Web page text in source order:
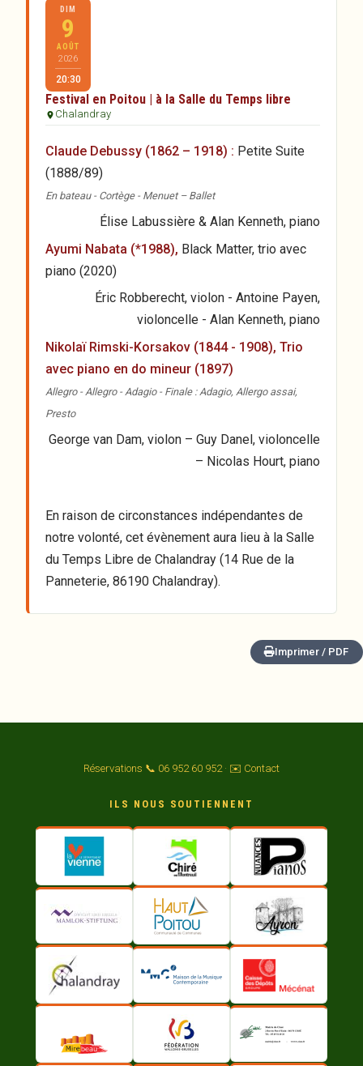
DIM
9
AOÛT
2026
20:30
Festival en Poitou | à la Salle du Temps libre
Chalandray
Claude Debussy (1862 – 1918) : Petite Suite
(1888/89)
En bateau - Cortège - Menuet – Ballet
Élise Labussière & Alan Kenneth, piano
Ayumi Nabata (*1988), Black Matter, trio avec
piano (2020)
Éric Robberecht, violon - Antoine Payen,
violoncelle - Alan Kenneth, piano
Nikolaï Rimski-Korsakov (1844 - 1908), Trio
avec piano en do mineur (1897)
Allegro - Allegro - Adagio - Finale : Adagio, Allergo assai,
Presto
George van Dam, violon – Guy Danel, violoncelle
– Nicolas Hourt, piano
En raison de circonstances indépendantes de
notre volonté, cet évènement aura lieu à la Salle
du Temps Libre de Chalandray (14 Rue de la
Panneterie, 86190 Chalandray).
Imprimer / PDF
Réservations 📞 06 952 60 952 · ✉️ Contact